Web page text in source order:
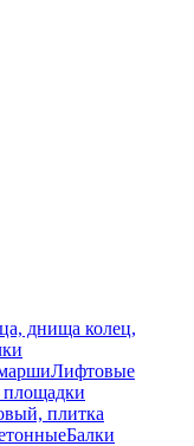
днища колец,
Лифтовые
плитка
Балки